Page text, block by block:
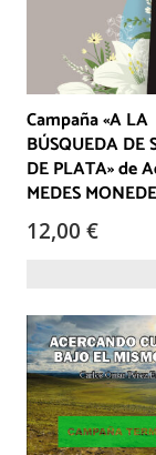
Campaña «A LA
BÚSQUEDA DE
DE PLATA» de
MEDES
12,00 €